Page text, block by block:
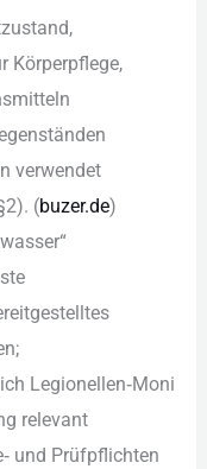
Körperpflege,
verwendet
(buzer.de)
Legionellen‑Moni
relevant
u‬nd Prüfpflichten